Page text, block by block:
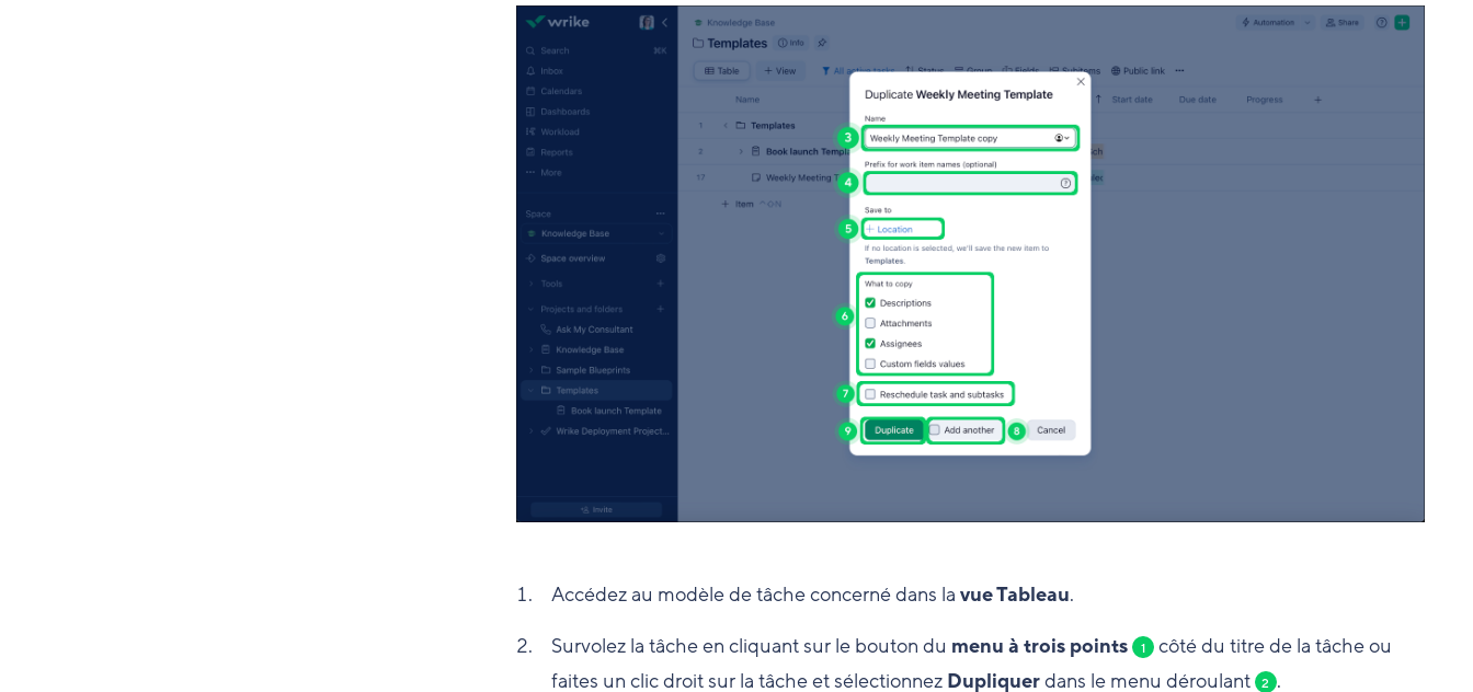
Accédez au modèle de tâche concerné dans la vue Tableau.
Survolez la tâche en cliquant sur le bouton du menu à trois points 1 côté du titre de la tâche ou
faites un clic droit sur la tâche et sélectionnez Dupliquerdans le menu déroulant 2 .